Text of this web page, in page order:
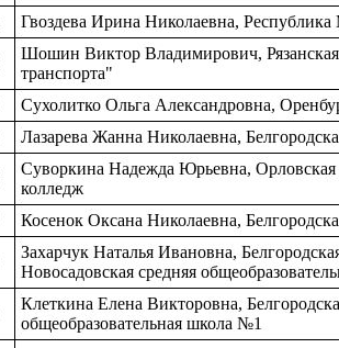
Гвоздева Ирина Николаевна,
Шошин Виктор Владимирович,
транспорта"
Сухолитко Ольга Александровна,
Лазарева Жанна Николаевна,
Суворкина Надежда Юрьевна,
колледж
Косенок Оксана Николаевна,
Захарчук Наталья Ивановна,
Новосадовская средняя
Клеткина Елена Викторовна,
общеобразовательная школа №1